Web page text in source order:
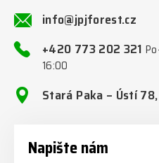
info@jpjforest.cz
+420 773 202 321
16:00
Stará Paka – Ústí
Napište nám